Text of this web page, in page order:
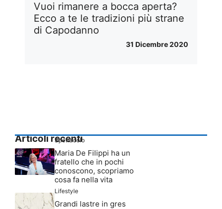
Vuoi rimanere a bocca aperta?
Ecco a te le tradizioni più strane
di Capodanno
31 Dicembre 2020
Articoli recenti
Spettacolo
Maria De Filippi ha un
fratello che in pochi
conoscono, scopriamo
cosa fa nella vita
Lifestyle
Grandi lastre in gres